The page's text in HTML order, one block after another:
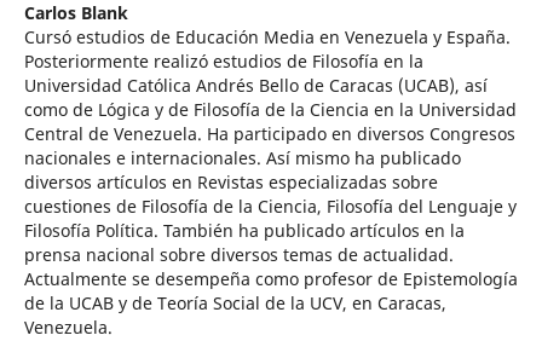
Carlos Blank
Cursó estudios de Educación Media en Venezuela y España.
Posteriormente realizó estudios de Filosofía en la
Universidad Católica Andrés Bello de Caracas (UCAB), así
como de Lógica y de Filosofía de la Ciencia en la Universidad
Central de Venezuela. Ha participado en diversos Congresos
nacionales e internacionales. Así mismo ha publicado
diversos artículos en Revistas especializadas sobre
cuestiones de Filosofía de la Ciencia, Filosofía del Lenguaje y
Filosofía Política. También ha publicado artículos en la
prensa nacional sobre diversos temas de actualidad.
Actualmente se desempeña como profesor de Epistemología
de la UCAB y de Teoría Social de la UCV, en Caracas,
Venezuela.